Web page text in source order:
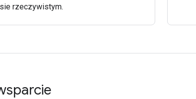
rzeczywistym.